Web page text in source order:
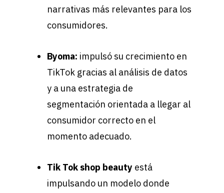
narrativas más relevantes para los
consumidores.
Byoma: impulsó su crecimiento en
TikTok gracias al análisis de datos
y a una estrategia de
segmentación orientada a llegar al
consumidor correcto en el
momento adecuado.
Tik Tok shop beauty está
impulsando un modelo donde